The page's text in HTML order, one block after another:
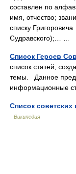
составлен по
имя, отчество;
списку
Судравского);… …
Список Героев
список статей,
темы. Данное
информационные
Список советских
Википедия